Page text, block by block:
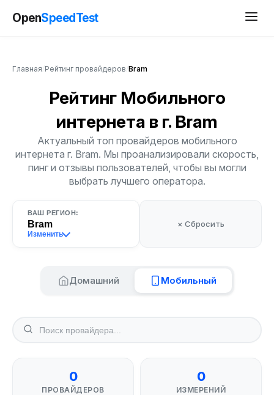
OpenSpeedTest
Главная Рейтинг провайдеров Bram
Рейтинг Мобильного
интернета в г. Bram
Актуальный топ провайдеров мобильного
интернета г. Bram. Мы проанализировали скорость,
пинг и отзывы пользователей, чтобы вы могли
выбрать лучшего оператора.
ВАШ РЕГИОН:
Bram
Изменить
× Сбросить
Домашний Мобильный
0
ПРОВАЙДЕРОВ
0
ИЗМЕРЕНИЙ